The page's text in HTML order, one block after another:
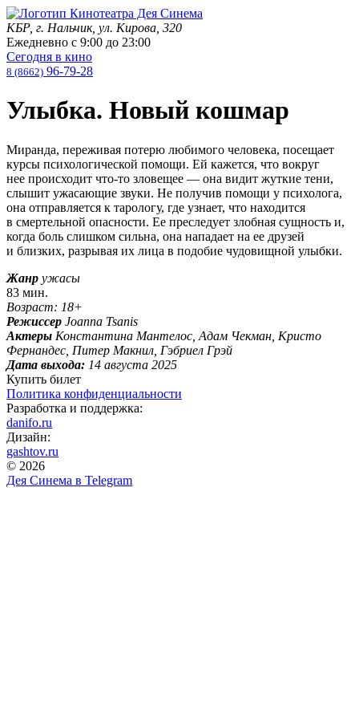
КБР, г. Нальчик, ул. Кирова, 320
Ежедневно с 9:00 до 23:00
Сегодня в кино
8 (8662) 96-79-28
Улыбка. Новый кошмар
Миранда, переживая потерю любимого человека, посещает
курсы психологической помощи. Ей кажется, что вокруг
нее происходит что-то зловещее — она видит жуткие тени,
слышит ужасающие звуки. Не получив помощи у психолога,
она отправляется к тарологу, где узнает, что находится
в смертельной опасности. Ее преследует злобная сущность и,
когда боль слишком сильна, она нападает на ее друзей
и близких, разрывая их лица в подобие чудовищной улыбки.
Жанр ужасы
83 мин.
Возраст: 18+
Режиссер Joanna Tsanis
Актеры Константина Мантелос, Адам Чекман, Кристо
Фернандес, Питер Макнил, Гэбриел Грэй
Дата выхода: 14 августа 2025
Купить билет
Политика конфиденциальности
Разработка и поддержка:
danifo.ru
Дизайн:
gashtov.ru
© 2026
Дея Синема в Telegram